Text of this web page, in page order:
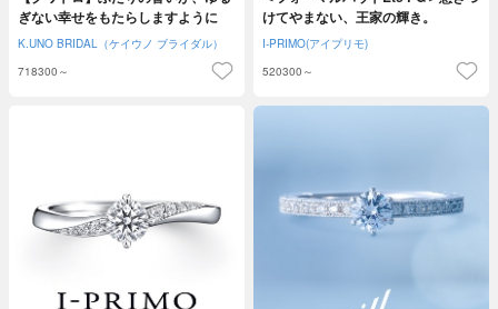
ぎない幸せをもたらしますように
K.UNO BRIDAL（ケイウノ ブライダル）
718300～
けてやまない、王家の輝き。
I-PRIMO(アイプリモ)
520300～